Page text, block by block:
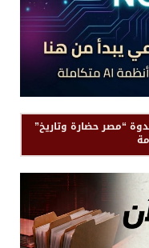
“مصر حضارة وتاريخ”